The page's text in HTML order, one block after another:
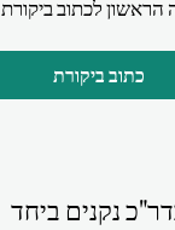
הראשון לכתוב ביקורת
כתוב ביקורת
נקנים ביחד